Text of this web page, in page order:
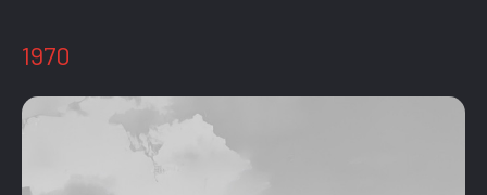
1970